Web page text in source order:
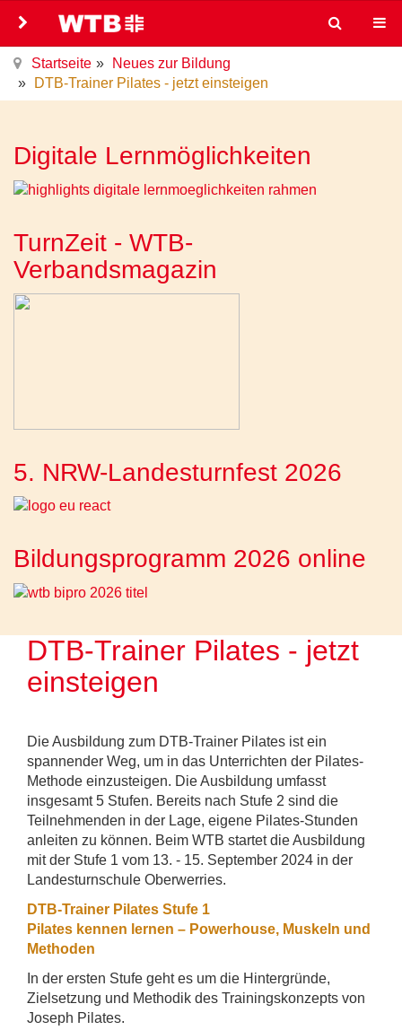
Startseite
Neues zur Bildung
DTB-Trainer Pilates - jetzt einsteigen
Digitale Lernmöglichkeiten
TurnZeit - WTB-
Verbandsmagazin
5. NRW-Landesturnfest 2026
Bildungsprogramm 2026 online
DTB-Trainer Pilates - jetzt
einsteigen
Die Ausbildung zum DTB-Trainer Pilates ist ein
spannender Weg, um in das Unterrichten der Pilates-
Methode einzusteigen. Die Ausbildung umfasst
insgesamt 5 Stufen. Bereits nach Stufe 2 sind die
Teilnehmenden in der Lage, eigene Pilates-Stunden
anleiten zu können. Beim WTB startet die Ausbildung
mit der Stufe 1 vom 13. - 15. September 2024 in der
Landesturnschule Oberwerries.
DTB-Trainer Pilates Stufe 1
Pilates kennen lernen – Powerhouse, Muskeln und
Methoden
In der ersten Stufe geht es um die Hintergründe,
Zielsetzung und Methodik des Trainingskonzepts von
Joseph Pilates.